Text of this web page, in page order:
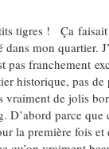
tigres ! Ça
dans mon quartier.
pas franchement
historique, pas
vraiment de jolis
D’abord parce que
la première fois et